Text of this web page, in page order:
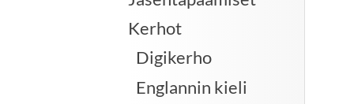
Kerhot
Digikerho
Englannin kieli